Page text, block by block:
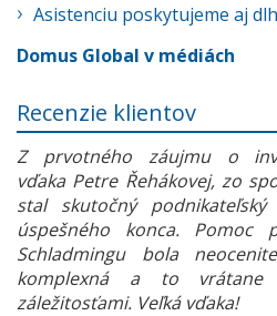
Asistenciu poskytujeme aj
Domus Global v médiách
Recenzie klientov
Z prvotného záujmu o
vďaka Petre Řehákovej, zo
stal skutočný
úspešného konca.
Schladmingu bola
komplexná a to vrátane
záležitosťami. Veľká vďaka!